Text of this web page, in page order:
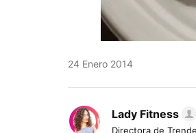
24 Enero 2014
Lady Fitness
Directora de